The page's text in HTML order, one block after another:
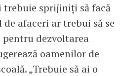
trebuie sprijiniți să facă
afaceri ar trebui să se
dezvoltarea
oamenilor de
„Trebuie să ai o